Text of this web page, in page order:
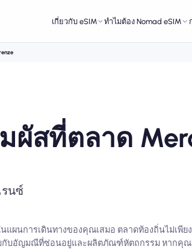
เกี่ยวกับ eSIM ทำไมต้อง Nomad eSIM
สที่ตลาด
นซ์
ผนการเดินทางของคุณเสมอ ตลาดท้องถิ่นไม่เพีย
บอัญมณีที่ซ่อนอยู่และผลิตภัณฑ์หัตถกรรม หากคุณ